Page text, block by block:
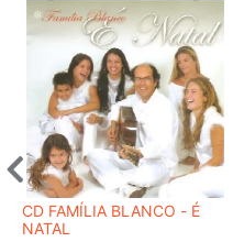
CD FAMÍLIA BLANCO - É
NATAL